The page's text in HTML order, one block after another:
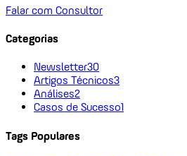
Falar com Consultor
Categorias
Newsletter30
Artigos Técnicos3
Análises2
Casos de Sucesso1
Tags Populares